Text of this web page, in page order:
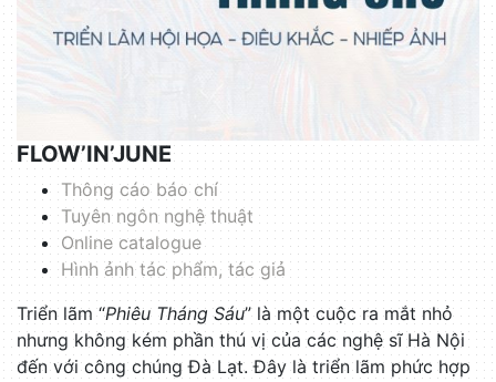
FLOW’IN’JUNE
Thông cáo báo chí
Tuyên ngôn nghệ thuật
Online catalogue
Hình ảnh tác phẩm, tác giả
Triển lãm “Phiêu Tháng Sáu” là một cuộc ra mắt nhỏ
nhưng không kém phần thú vị của các nghệ sĩ Hà Nội
đến với công chúng Đà Lạt. Đây là triển lãm phức hợp